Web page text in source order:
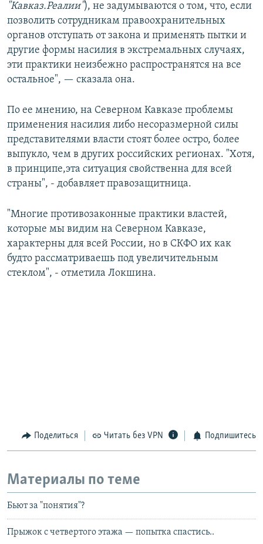
"Кавказ.Реалии"), не задумываются о том, что, если
позволить сотрудникам правоохранительных
органов отступать от закона и применять пытки и
другие формы насилия в экстремальных случаях,
эти практики неизбежно распространятся на все
остальное", — сказала она.
По ее мнению, на Северном Кавказе проблемы
применения насилия либо несоразмерной силы
представителями власти стоят более остро, более
выпукло, чем в других российских регионах. "Хотя,
в принципе,эта ситуация свойственна для всей
страны", - добавляет правозащитница.
"Многие противозаконные практики властей,
которые мы видим на Северном Кавказе,
характерны для всей России, но в СКФО их как
будто рассматриваешь под увеличительным
стеклом", - отметила Локшина.
Поделиться Читать без VPN Подпишитесь
Материалы по теме
Бьют за "понятия"?
Прыжок с четвертого этажа — попытка спастись..